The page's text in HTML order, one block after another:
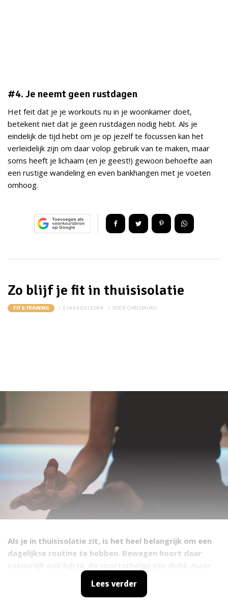
#4. Je neemt geen rustdagen
Het feit dat je je workouts nu in je woonkamer doet,
betekent niet dat je geen rustdagen nodig hebt. Als je
eindelijk de tijd hebt om je op jezelf te focussen kan het
verleidelijk zijn om daar volop gebruik van te maken, maar
soms heeft je lichaam (en je geest!) gewoon behoefte aan
een rustige wandeling en even bankhangen met je voeten
omhoog.
Zo blijf je fit in thuisisolatie
FIT & TRAINING 6 JAAR GELEDEN DOOR CHRISMURU
Als je in thuisisolatie zit, is het heel belangrijk om een
dagelijkse routine te hebben. Bewegen hoort daar
dat is natuurlijk geen excuus om je fitness goals dan
maar naast je neer te leggen. Sterker nog, nu is de
Lees verder